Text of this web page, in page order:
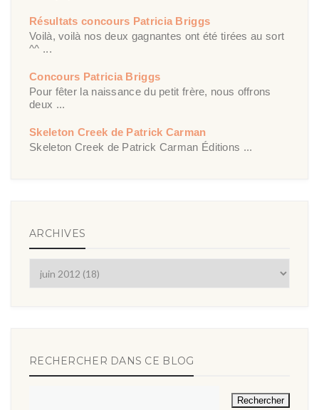
Résultats concours Patricia Briggs
Voilà, voilà nos deux gagnantes ont été tirées au sort
^^ ...
Concours Patricia Briggs
Pour fêter la naissance du petit frère, nous offrons
deux ...
Skeleton Creek de Patrick Carman
Skeleton Creek de Patrick Carman Éditions ...
ARCHIVES
RECHERCHER DANS CE BLOG